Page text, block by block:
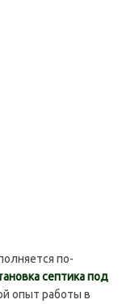
по-
септика под
опыт работы в